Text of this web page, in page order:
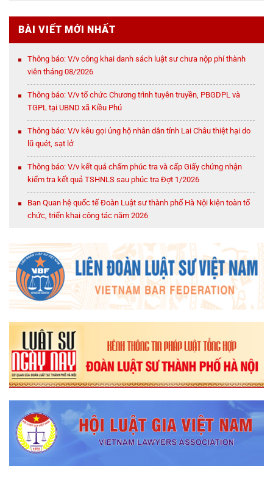
BÀI VIẾT MỚI NHẤT
Thông báo: V/v công khai danh sách luật sư chưa nộp phí thành
viên tháng 08/2026
Thông báo: V/v tổ chức Chương trình tuyên truyền, PBGDPL và
TGPL tại UBND xã Kiều Phú
Thông báo: V/v kêu gọi ủng hộ nhân dân tỉnh Lai Châu thiệt hại do
lũ quét, sạt lở
Thông báo: V/v kết quả chấm phúc tra và cấp Giấy chứng nhận
kiểm tra kết quả TSHNLS sau phúc tra Đợt 1/2026
Ban Quan hệ quốc tế Đoàn Luật sư thành phố Hà Nội kiện toàn tổ
chức, triển khai công tác năm 2026